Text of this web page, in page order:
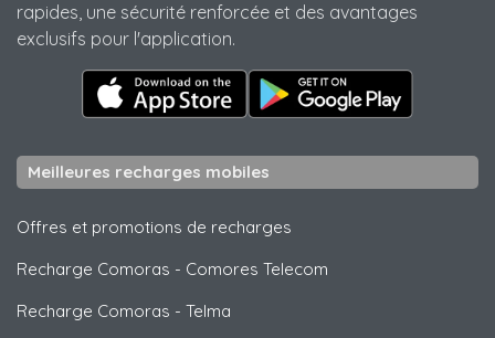
rapides, une sécurité renforcée et des avantages
exclusifs pour l'application.
Meilleures recharges mobiles
Offres et promotions de recharges
Recharge Comoras - Comores Telecom
Recharge Comoras - Telma